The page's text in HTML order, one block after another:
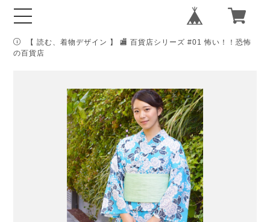
【 読む、着物デザイン 】 🏬 百貨店シリーズ #01 怖い！！恐怖
の百貨店